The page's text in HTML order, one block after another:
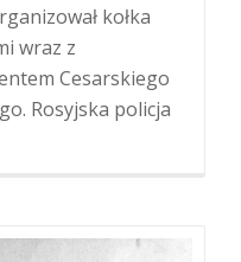
kołka
wraz z
Cesarskiego
Rosyjska policja